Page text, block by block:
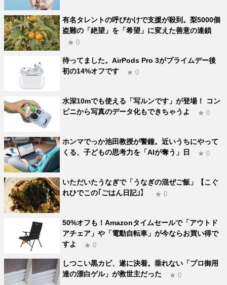
有名タレントの呼びかけで支援が殺到。梨5000個
盗難の「絶望」を「希望」に変えた善意の連鎖
★ 0
待ってました。AirPods Pro 3がプライムデー後
初の14%オフです
★ 0
水深10mでも使える「写ルンです」が登場！ コン
ビニから写真のデータ化もできちゃうよ
★ 0
ホンマでっか池田教授が警鐘。近いうちにやって
くる、子どもの思考力を「AIが奪う」日
★ 0
いただいたうなぎで「うなぎの混ぜご飯」【こぐ
れひでこの｢ごはん日記｣】
★ 0
50%オフも！Amazonタイムセールで「アウトド
アチェア」や「電動自転車」が今ならお買い得で
すよ
★ 0
しつこい黒カビ、遂に決着。垂れない「プロ御用
達の漂白ゲル」が救世主だった
★ 0